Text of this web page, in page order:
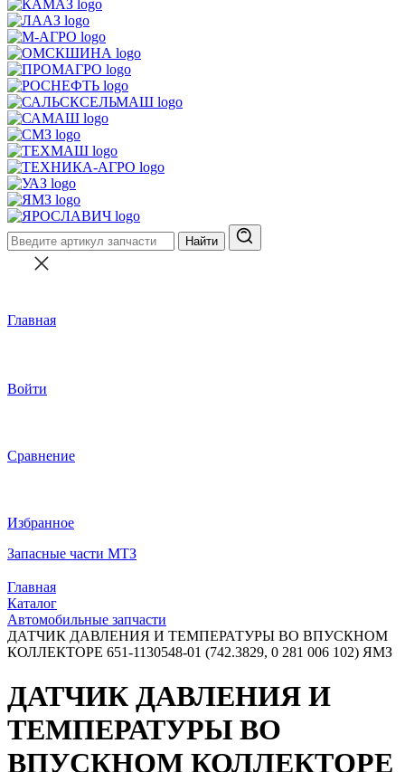
Найти
Главная
Войти
Сравнение
Избранное
Запасные части МТЗ
Главная
Каталог
Автомобильные запчасти
ДАТЧИК ДАВЛЕНИЯ И ТЕМПЕРАТУРЫ ВО ВПУСКНОМ
КОЛЛЕКТОРЕ 651-1130548-01 (742.3829, 0 281 006 102) ЯМЗ
ДАТЧИК ДАВЛЕНИЯ И
ТЕМПЕРАТУРЫ ВО
ВПУСКНОМ КОЛЛЕКТОРЕ